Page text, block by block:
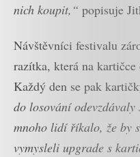
nich koupit,“ popisuje
Návštěvníci festivalu
razítka, která na
Každý den se pak
do losování
mnoho lidí říkalo, že by
vymysleli upgrade s